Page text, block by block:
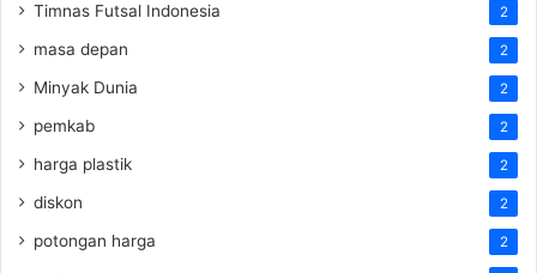
Timnas Futsal Indonesia 2
masa depan 2
Minyak Dunia 2
pemkab 2
harga plastik 2
diskon 2
potongan harga 2